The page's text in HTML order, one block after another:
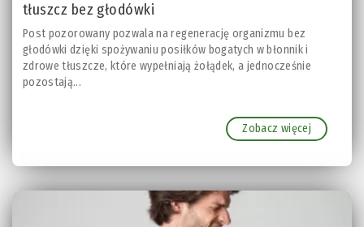
tłuszcz bez głodówki
Post pozorowany pozwala na regenerację organizmu bez
głodówki dzięki spożywaniu posiłków bogatych w błonnik i
zdrowe tłuszcze, które wypełniają żołądek, a jednocześnie
pozostają...
Zobacz więcej